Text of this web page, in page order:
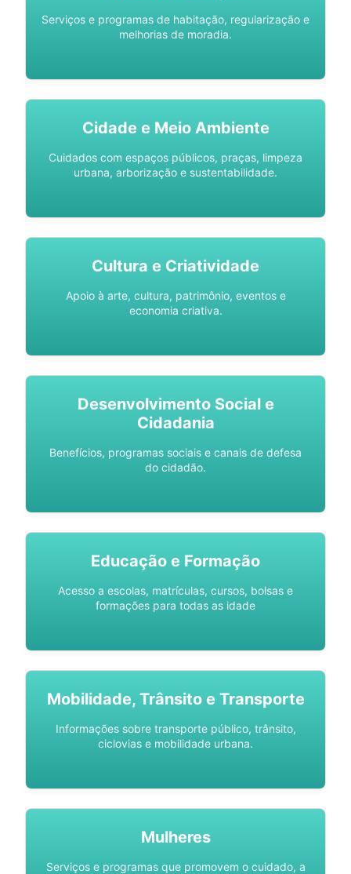
Serviços e programas de habitação, regularização e
melhorias de moradia.
Cidade e Meio Ambiente
Cuidados com espaços públicos, praças, limpeza
urbana, arborização e sustentabilidade.
Cultura e Criatividade
Apoio à arte, cultura, patrimônio, eventos e
economia criativa.
Desenvolvimento Social e
Cidadania
Benefícios, programas sociais e canais de defesa
do cidadão.
Educação e Formação
Acesso a escolas, matrículas, cursos, bolsas e
formações para todas as idade
Mobilidade, Trânsito e Transporte
Informações sobre transporte público, trânsito,
ciclovias e mobilidade urbana.
Mulheres
Serviços e programas que promovem o cuidado, a